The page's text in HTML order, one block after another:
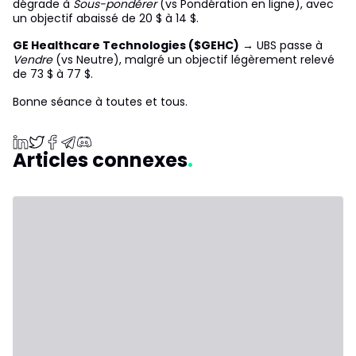
dégrade à Sous-pondérer(vs Pondération en ligne), avec
un objectif abaissé de 20 $ à 14 $.
GE Healthcare Technologies ($GEHC) → UBS passe à
Vendre(vs Neutre), malgré un objectif légèrement relevé
de 73 $ à 77 $.
Bonne séance à toutes et tous.
Articles connexes